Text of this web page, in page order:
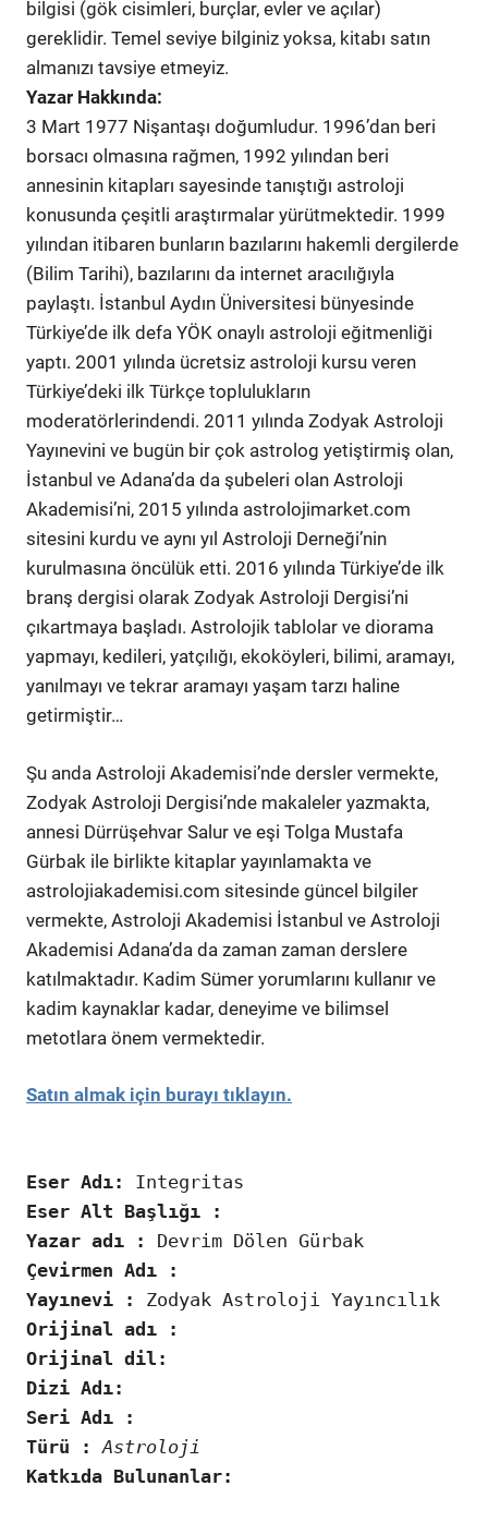
bilgisi (gök cisimleri, burçlar, evler ve açılar)
gereklidir. Temel seviye bilginiz yoksa, kitabı satın
almanızı tavsiye etmeyiz.
Yazar Hakkında:
3 Mart 1977 Nişantaşı doğumludur. 1996’dan beri
borsacı olmasına rağmen, 1992 yılından beri
annesinin kitapları sayesinde tanıştığı astroloji
konusunda çeşitli araştırmalar yürütmektedir. 1999
yılından itibaren bunların bazılarını hakemli dergilerde
(Bilim Tarihi), bazılarını da internet aracılığıyla
paylaştı. İstanbul Aydın Üniversitesi bünyesinde
Türkiye’de ilk defa YÖK onaylı astroloji eğitmenliği
yaptı. 2001 yılında ücretsiz astroloji kursu veren
Türkiye’deki ilk Türkçe toplulukların
moderatörlerindendi. 2011 yılında Zodyak Astroloji
Yayınevini ve bugün bir çok astrolog yetiştirmiş olan,
İstanbul ve Adana’da da şubeleri olan Astroloji
Akademisi’ni, 2015 yılında astrolojimarket.com
sitesini kurdu ve aynı yıl Astroloji Derneği’nin
kurulmasına öncülük etti. 2016 yılında Türkiye’de ilk
branş dergisi olarak Zodyak Astroloji Dergisi’ni
çıkartmaya başladı. Astrolojik tablolar ve diorama
yapmayı, kedileri, yatçılığı, ekoköyleri, bilimi, aramayı,
yanılmayı ve tekrar aramayı yaşam tarzı haline
getirmiştir…
Şu anda Astroloji Akademisi’nde dersler vermekte,
Zodyak Astroloji Dergisi’nde makaleler yazmakta,
annesi Dürrüşehvar Salur ve eşi Tolga Mustafa
Gürbak ile birlikte kitaplar yayınlamakta ve
astrolojiakademisi.com sitesinde güncel bilgiler
vermekte, Astroloji Akademisi İstanbul ve Astroloji
Akademisi Adana’da da zaman zaman derslere
katılmaktadır. Kadim Sümer yorumlarını kullanır ve
kadim kaynaklar kadar, deneyime ve bilimsel
metotlara önem vermektedir.
Satın almak için burayı tıklayın.
Eser Adı: Integritas
Eser Alt Başlığı :
Yazar adı : Devrim Dölen Gürbak
Çevirmen Adı :
Yayınevi : Zodyak Astroloji Yayıncılık
Orijinal adı :
Orijinal dil:
Dizi Adı:
Seri Adı :
Türü :Astroloji
Katkıda Bulunanlar: